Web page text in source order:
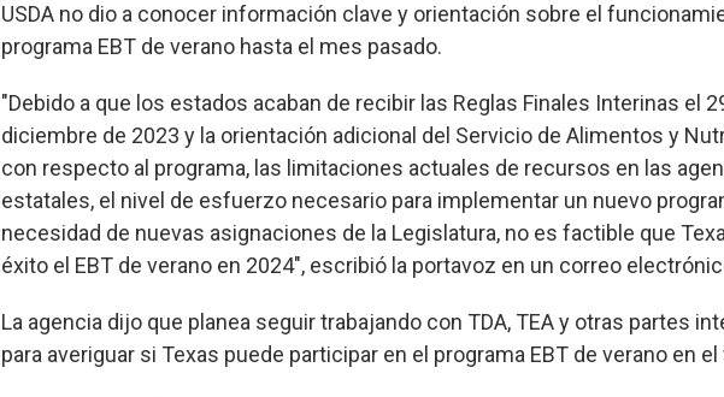
USDA no dio a conocer información clave y orientación sobre el
programa EBT de verano hasta el mes pasado.
"Debido a que los estados acaban de recibir las Reglas Finales Interinas el
diciembre de 2023 y la orientación adicional del Servicio de Alimentos y
con respecto al programa, las limitaciones actuales de recursos en las
estatales, el nivel de esfuerzo necesario para implementar un nuevo
necesidad de nuevas asignaciones de la Legislatura, no es factible que
éxito el EBT de verano en 2024", escribió la portavoz en un correo
La agencia dijo que planea seguir trabajando con TDA, TEA y otras partes
para averiguar si Texas puede participar en el programa EBT de verano en